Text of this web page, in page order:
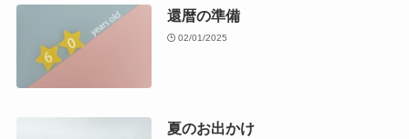
還暦の準備
02/01/2025
夏のお出かけ